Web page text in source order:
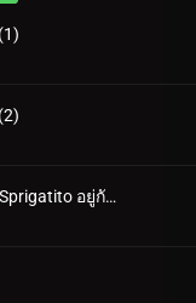
แน่นอน! เพราะ Sprigatito อยู่กับฉัน!